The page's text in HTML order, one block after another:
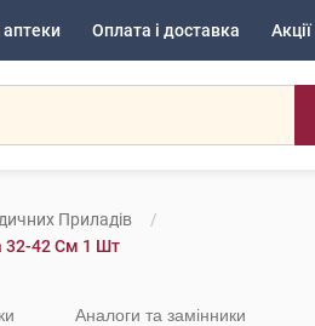
аптеки Оплата і доставка Акції
Приладів
32-42 См 1 Шт
Аналоги та замінники